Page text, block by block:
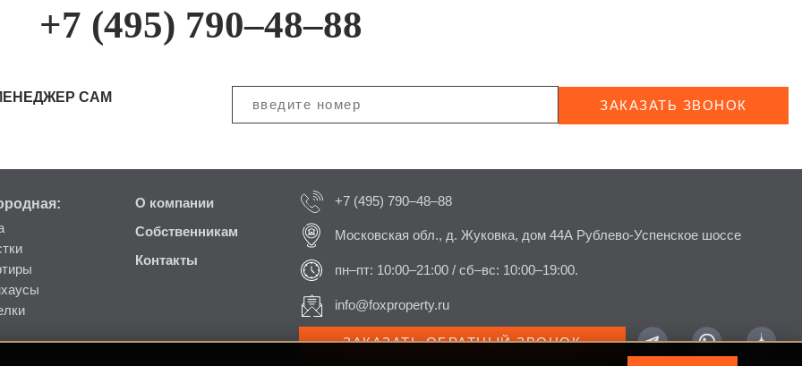
+7 (495) 790–48–88
САМ
ЗАКАЗАТЬ ЗВОНОК
О компании
Собственникам
Контакты
+7 (495) 790–48–88
Московская обл., д. Жуковка, дом 44А Рублево-Успенское шоссе
пн–пт: 10:00–21:00 / сб–вс: 10:00–19:00.
info@foxproperty.ru
ЗАКАЗАТЬ ОБРАТНЫЙ ЗВОНОК